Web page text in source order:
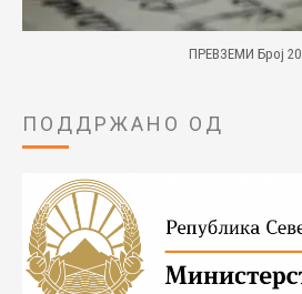
ПРЕВЗЕМИ Број 20
ПОДДРЖАНО ОД